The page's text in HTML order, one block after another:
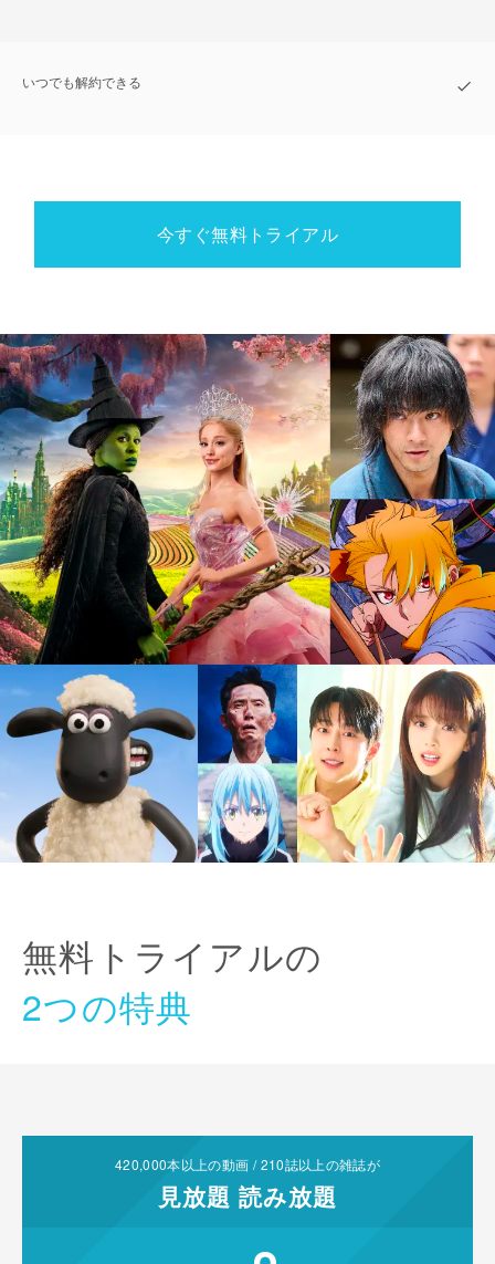
いつでも解約できる
今すぐ無料トライアル
無料トライアルの
2つの特典
420,000本以上の動画 /210誌以上の雑誌が
見放題 読み放題